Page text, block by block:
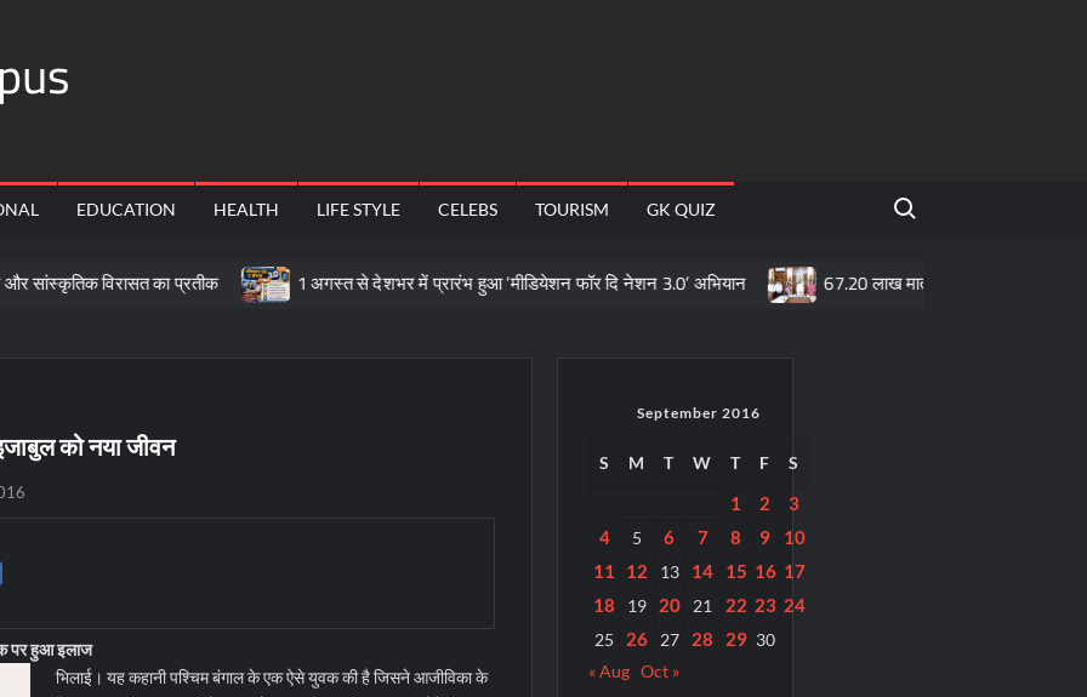
EDUCATION HEALTH LIFE STYLE CELEBS TOURISM GK QUIZ
Search for:
विरासत का प्रतीक 1 अगस्त से देशभर में प्रारंभ हुआ ’मीडियेशन फॉर दि नेशन 3.0’ अभियान 67.20 लाख माताओं के खातों में पहुँची महतारी वंदन
को नया जीवन
पर हुआ इलाज
भिलाई। यह कहानी पश्चिम बंगाल के एक ऐसे युवक की है जिसने आजीविका के
September 2016
S M T W T F S
1 2
3
4
5 6 7 8 9
10
11
12 13 14 15 16 17
18
19 20 21 22 23 24
25 26 27 28 29 30
« Aug Oct »